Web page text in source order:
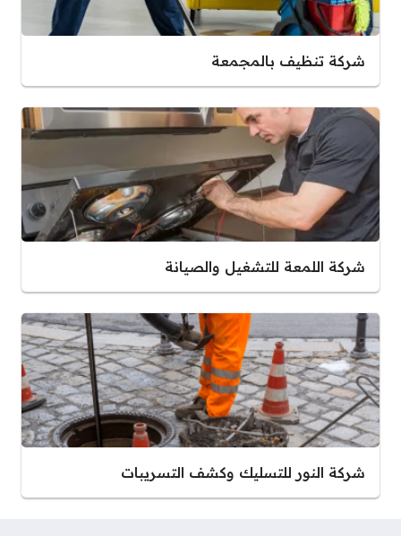
شركة تنظيف بالمجمعة
شركة اللمعة للتشغيل والصيانة
شركة النور للتسليك وكشف التسريبات